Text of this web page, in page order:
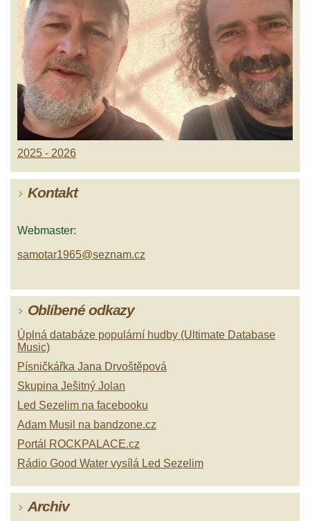
2025 - 2026
Kontakt
Webmaster:
samotar1965@seznam.cz
Oblíbené odkazy
Úplná databáze populární hudby (Ultimate Database
Music)
Písničkářka Jana Drvoštěpová
Skupina Ješitný Jolan
Led Sezelim na facebooku
Adam Musil na bandzone.cz
Portál ROCKPALACE.cz
Rádio Good Water vysílá Led Sezelim
Archiv